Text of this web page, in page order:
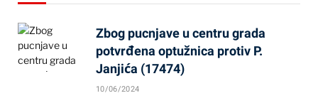
Zbog pucnjave u centru grada
potvrđena optužnica protiv P.
Janjića (17474)
10/06/2024